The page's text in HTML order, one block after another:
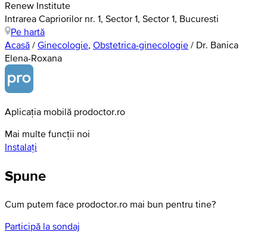
Renew Institute
Intrarea Capriorilor nr. 1, Sector 1, Sector 1, Bucuresti
Pe hartă
Acasă / Ginecologie, Obstetrica-ginecologie / Dr. Banica
Elena-Roxana
Aplicația mobilă prodoctor.ro
Mai multe funcții noi
Instalați
Spune
Cum putem face prodoctor.ro mai bun pentru tine?
Participă la sondaj